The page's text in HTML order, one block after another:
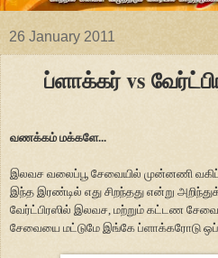
26 January 2011
ப்ளாக்கர் vs
வணக்கம் மக்களே...
இலவச வலைப்பூ சேவையில் முன்னணி
இந்த இரண்டில் எது சிறந்தது என்று
வேர்ட்பிரஸில் இலவச, மற்றும் கட்டண
சேவையை மட்டுமே இங்கே ப்ளாக்கரோடு